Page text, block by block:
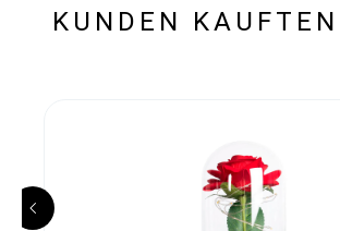
KUNDEN